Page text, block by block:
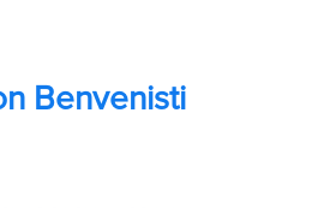
Benvenisti